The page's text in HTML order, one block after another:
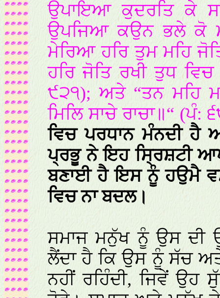
ਉਪਾਇਆ ਕੁਦਰਤਿ ਕੇ
ਉਪਜਿਆ ਕਉਨ ਭਲੇ ਕੋ
ਮੇਰਿਆ ਹਰਿ ਤੁਮ ਮਹਿ
ਹਰਿ ਜੋਤਿ ਰਖੀ ਤੁਧ
੯੨੧); ਅਤੇ “ਤਨ ਮਹਿ
ਮਿਲਿ ਸਾਚੇ ਰਾਚਾ॥“ (ਪੰ:
ਵਿਚ ਪਰਧਾਨ ਮੰਨਦੀ
ਪ੍ਰਭੂ ਨੇ ਇਹ ਸ੍ਰਿਸ਼ਟੀ
ਬਣਾਈ ਹੈ ਇਸ ਨੂੰ ਹਉਮੈ
ਵਿਚ ਨਾ ਬਦਲ।
ਸਮਾਜ ਮਨੁੱਖ ਨੂੰ ਉਸ ਦੀ
ਲੈਂਦਾ ਹੈ ਕਿ ਉਸ ਨੂੰ ਸੱਚ
ਨਹੀਂ ਰਹਿੰਦੀ, ਜਿਵੇਂ ਉਹ